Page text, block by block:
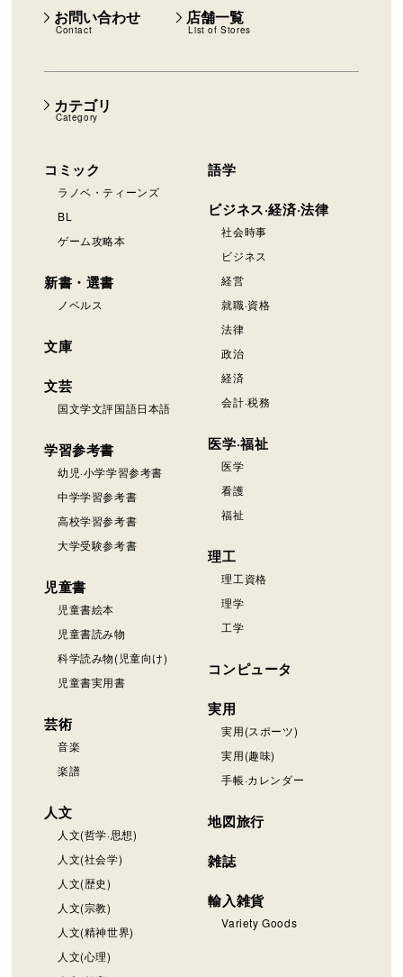
カテゴリ
Category
コミック
ラノベ・ティーンズ
BL
ゲーム攻略本
新書・選書
ノベルス
文庫
文芸
国文学文評国語日本語
学習参考書
幼児·小学学習参考書
中学学習参考書
高校学習参考書
大学受験参考書
児童書
児童書絵本
児童書読み物
科学読み物(児童向け)
児童書実用書
芸術
音楽
楽譜
人文
人文(哲学·思想)
人文(社会学)
人文(歴史)
人文(宗教)
人文(精神世界)
人文(心理)
語学
ビジネス·経済·法律
社会時事
ビジネス
経営
就職·資格
法律
政治
経済
会計·税務
医学·福祉
医学
看護
福祉
理工
理工資格
理学
工学
コンピュータ
実用
実用(スポーツ)
実用(趣味)
手帳·カレンダー
地図旅行
雑誌
輸入雑貨
Variety Goods
お問い合わせ
Contact
店舗一覧
List of Stores